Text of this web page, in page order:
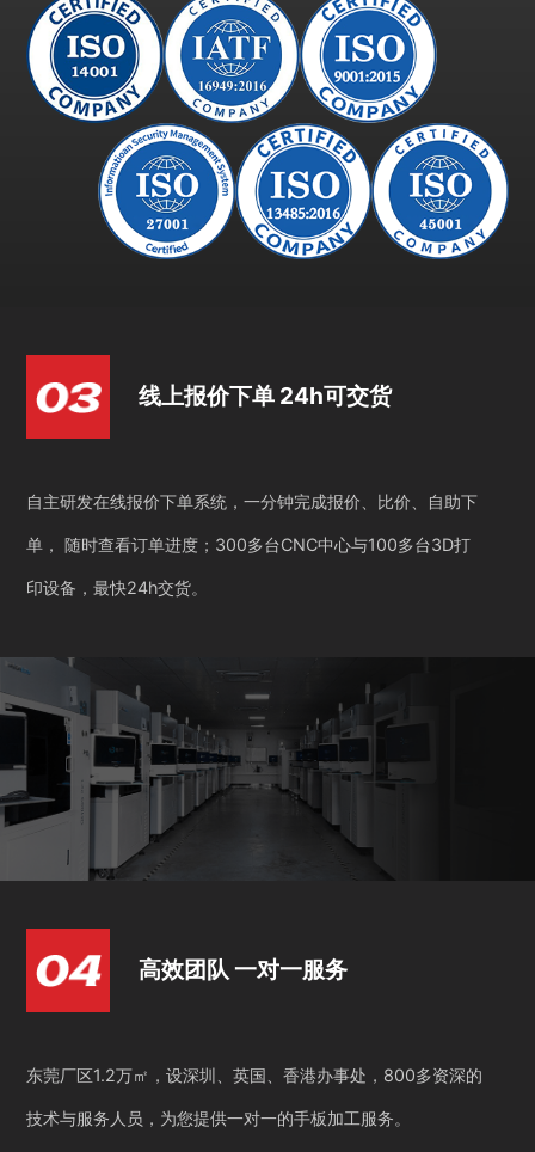
线上报价下单 24h可交货
自主研发在线报价下单系统，一分钟完成报价、比价、自助下
单， 随时查看订单进度；300多台CNC中心与100多台3D打
印设备，最快24h交货。
高效团队 一对一服务
东莞厂区1.2万㎡，设深圳、英国、香港办事处，800多资深的
技术与服务人员，为您提供一对一的手板加工服务。